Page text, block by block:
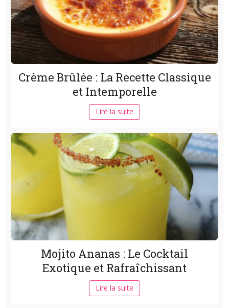
Crème Brûlée : La Recette Classique
et Intemporelle
Lire la suite
Mojito Ananas : Le Cocktail
Exotique et Rafraîchissant
Lire la suite